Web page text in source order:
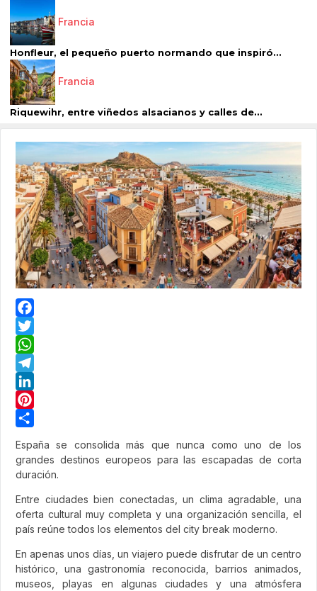
Francia
Honfleur, el pequeño puerto normando que inspiró...
Francia
Riquewihr, entre viñedos alsacianos y calles de...
Facebook
Twitter
WhatsApp
Telegram
LinkedIn
Pinterest
España se consolida más que nunca como uno de los
grandes destinos europeos para las escapadas de corta
duración.
Entre ciudades bien conectadas, un clima agradable, una
oferta cultural muy completa y una organización sencilla, el
país reúne todos los elementos del city break moderno.
En apenas unos días, un viajero puede disfrutar de un centro
histórico, una gastronomía reconocida, barrios animados,
museos, playas en algunas ciudades y una atmósfera